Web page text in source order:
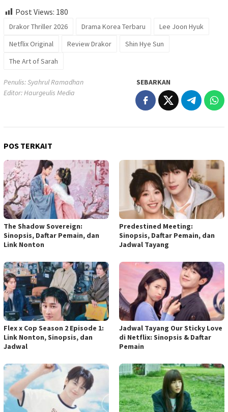
Post Views: 180
Drakor Thriller 2026 Drama Korea Terbaru
Lee Joon Hyuk
Netflix Original
Review Drakor
Shin Hye Sun
The Art of Sarah
Penulis: Syahrul Ramadhan
Editor: Haurgeulis Media
SEBARKAN
POS TERKAIT
The Shadow Sovereign:
Sinopsis, Daftar Pemain, dan
Link Nonton
Predestined Meeting:
Sinopsis, Daftar Pemain, dan
Jadwal Tayang
Flex x Cop Season 2 Episode 1:
Link Nonton, Sinopsis, dan
Jadwal
Jadwal Tayang Our Sticky Love
di Netflix: Sinopsis & Daftar
Pemain